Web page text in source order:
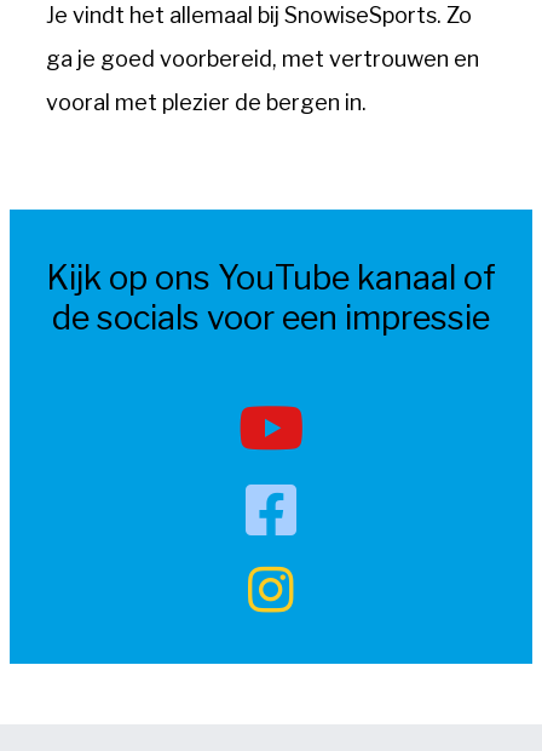
Je vindt het allemaal bij SnowiseSports. Zo
ga je goed voorbereid, met vertrouwen en
vooral met plezier de bergen in.
Kijk op ons YouTube kanaal of
de socials voor een impressie